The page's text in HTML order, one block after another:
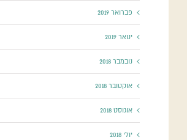
פברואר 2019
ינואר 2019
נובמבר 2018
אוקטובר 2018
אוגוסט 2018
יולי 2018